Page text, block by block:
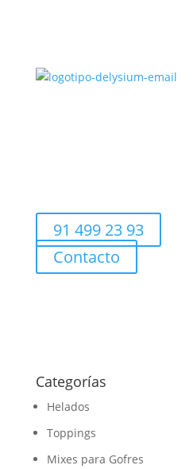
91 499 23 93
Contacto
Categorías
Helados
Toppings
Mixes para Gofres